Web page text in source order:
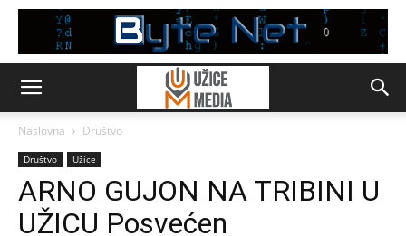
Naslovna Društvo
Društvo Užice
ARNO GUJON NA TRIBINI U
UŽICU Posvećen